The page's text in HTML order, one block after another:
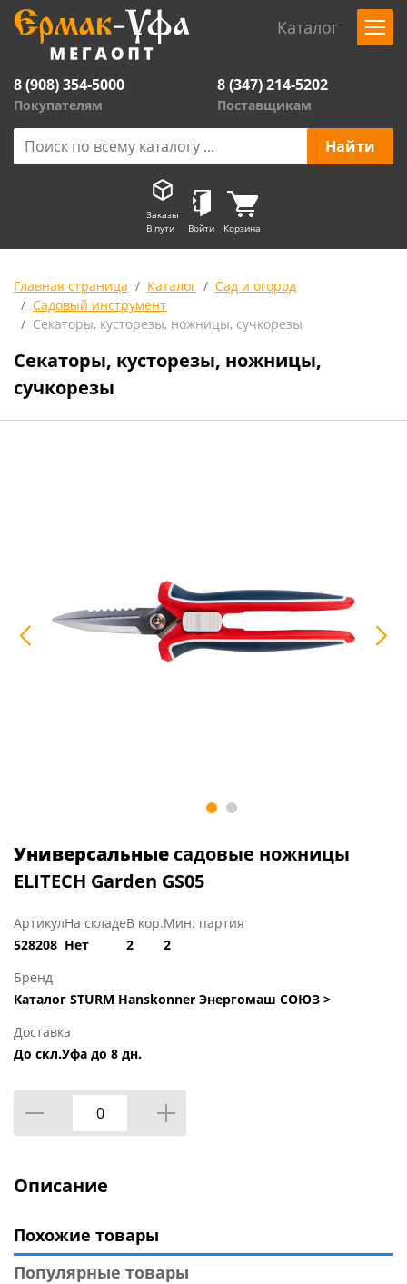
Каталог
8 (908) 354-5000
Покупателям
8 (347) 214-5202
Поставщикам
Заказы
В пути
Войти Корзина
Главная страница Каталог
Сад и огород
Садовый инструмент
Секаторы, кусторезы, ножницы, сучкорезы
Секаторы, кусторезы, ножницы,
сучкорезы
Универсальные садовые ножницы
ELITECH Garden GS05
Артикул
528208
На складе
Нет
В кор.
2
Мин. партия
2
Бренд
Каталог STURM Hanskonner Энергомаш СОЮЗ >
Доставка
До скл.Уфа до 8 дн.
Описание
Похожие товары
Популярные товары